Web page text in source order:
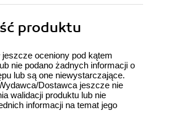
produktu
jeszcze oceniony pod kątem
nie podano żadnych informacji o
lub są one niewystarczające.
Dostawca jeszcze nie
walidacji produktu lub nie
informacji na temat jego